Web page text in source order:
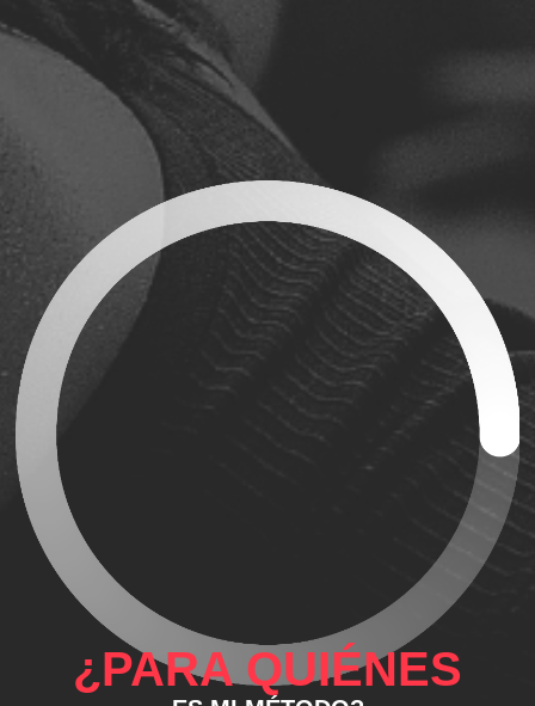
¿PARA QUIÉNES